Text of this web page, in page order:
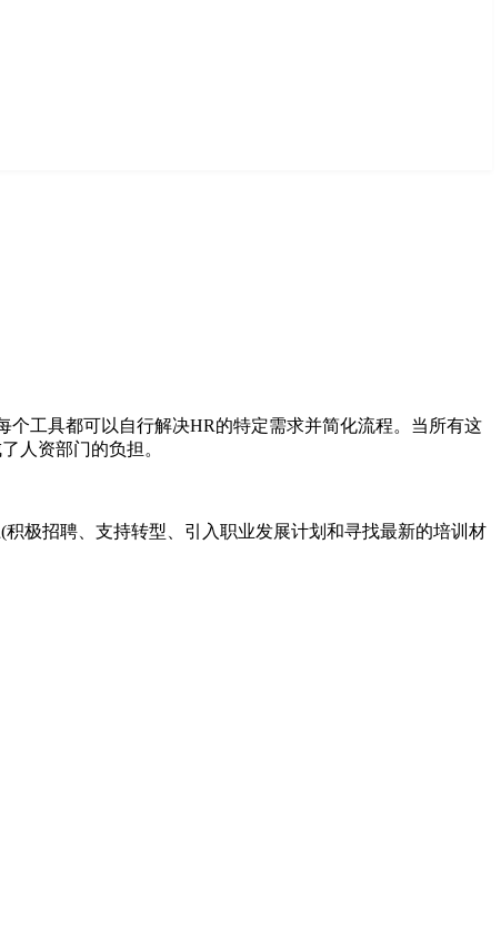
工具都可以自行解决HR的特定需求并简化流程。当所有这
人资部门的负担。
极招聘、支持转型、引入职业发展计划和寻找最新的培训材